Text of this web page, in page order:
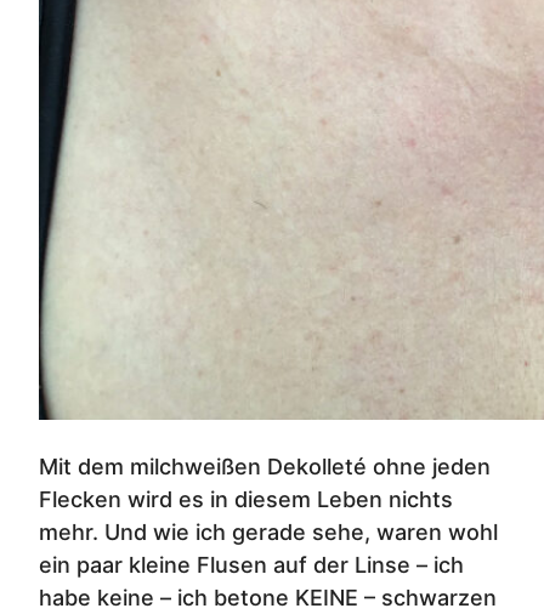
Mit dem milchweißen Dekolleté ohne jeden
Flecken wird es in diesem Leben nichts
mehr. Und wie ich gerade sehe, waren wohl
ein paar kleine Flusen auf der Linse – ich
habe keine – ich betone KEINE – schwarzen